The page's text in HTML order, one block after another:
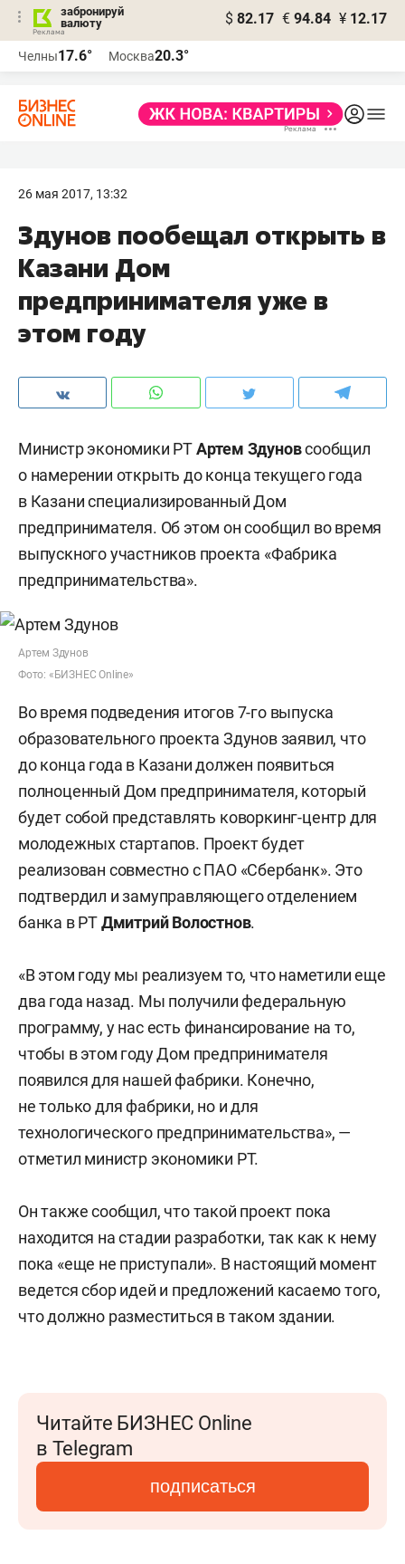
забронируй
валюту
$ 82.17 € 94.84 ¥ 12.17
Челны17.6° Москва20.3°
26 мая 2017, 13:32
​Здунов пообещал открыть в
Казани Дом
предпринимателя уже в
этом году
Министр экономики РТАртем Здуновсообщил
о намерении открыть до конца текущего года
в Казани специализированный Дом
предпринимателя. Об этом он сообщил во время
выпускного участников проекта «Фабрика
предпринимательства».
Артем Здунов
Фото: «БИЗНЕС Online»
Во время подведения итогов 7-го выпуска
образовательного проекта Здунов заявил, что
до конца года в Казани должен появиться
полноценный Дом предпринимателя, который
будет собой представлять коворкинг-центр для
молодежных стартапов. Проект будет
реализован совместно с ПАО «Сбербанк». Это
подтвердил и замуправляющего отделением
банка в РТДмитрий Волостнов.
«В этом году мы реализуем то, что наметили еще
два года назад. Мы получили федеральную
программу, у нас есть финансирование на то,
чтобы в этом году Дом предпринимателя
появился для нашей фабрики. Конечно,
не только для фабрики, но и для
технологического предпринимательства», —
отметил министр экономики РТ.
Он также сообщил, что такой проект пока
находится на стадии разработки, так как к нему
пока «еще не приступали». В настоящий момент
ведется сбор идей и предложений касаемо того,
что должно разместиться в таком здании.
Читайте БИЗНЕС Online
в Telegram
подписаться